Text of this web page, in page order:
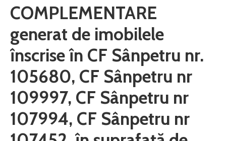
COMPLEMENTARE
generat de imobilele
înscrise în CF Sânpetru nr.
105680, CF Sânpetru nr
109997, CF Sânpetru nr
107994, CF Sânpetru nr